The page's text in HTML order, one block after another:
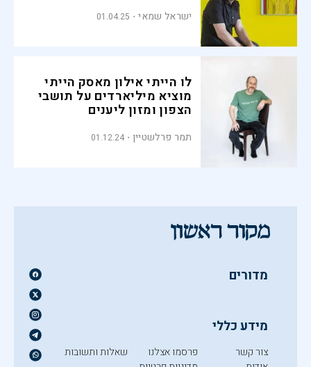
ישראל שמאי 01.04.25
לו הייתי אילון מאסק הייתי
מוציא מיליארדים על תושבי
הצפון ומזון ליענים
תמר פרלשטיין 01.12.24
מדורים
מידע כללי
צור קשר
פרסמו אצלנו
שאלות ותשובות